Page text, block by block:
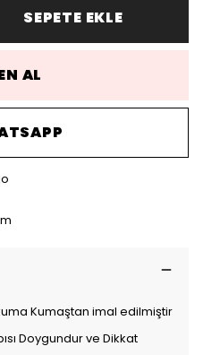
SEPETE EKLE
AL
Kumaştan imal edilmiştir
Doygundur ve Dikkat